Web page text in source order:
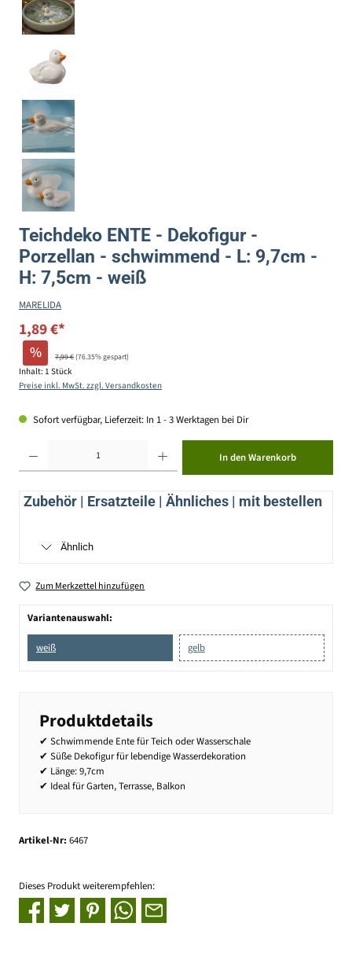
Teichdeko ENTE - Dekofigur -
Porzellan - schwimmend - L: 9,7cm -
H: 7,5cm - weiß
MARELIDA
1,89 €*
% 7,99 €(76.35% gespart)
Inhalt: 1 Stück
Preise inkl. MwSt. zzgl. Versandkosten
Sofort verfügbar, Lieferzeit: In 1 - 3 Werktagen bei Dir
In den Warenkorb
Zubehör | Ersatzteile | Ähnliches | mit bestellen
Ähnlich
Zum Merkzettel hinzufügen
Variantenauswahl:
weiß gelb
Produktdetails
✔ Schwimmende Ente für Teich oder Wasserschale
✔ Süße Dekofigur für lebendige Wasserdekoration
✔ Länge: 9,7cm
✔ Ideal für Garten, Terrasse, Balkon
Artikel-Nr: 6467
Dieses Produkt weiterempfehlen: